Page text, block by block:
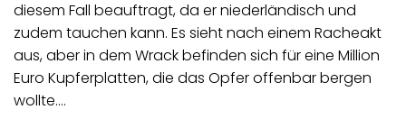
diesem Fall beauftragt, da er niederländisch und
zudem tauchen kann. Es sieht nach einem Racheakt
aus, aber in dem Wrack befinden sich für eine Million
Euro Kupferplatten, die das Opfer offenbar bergen
wollte.…